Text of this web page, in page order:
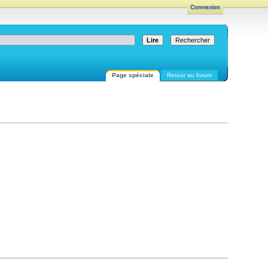
Connexion
Page spéciale Retour au forum